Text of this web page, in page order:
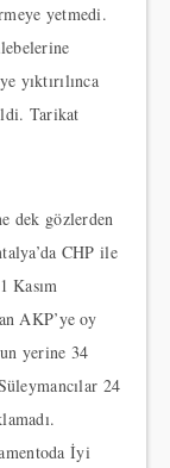
yetmedi.
yıktırılınca
Tarikat
dek gözlerden
CHP ile
Kasım
AKP’ye oy
yerine 34
24
İyi